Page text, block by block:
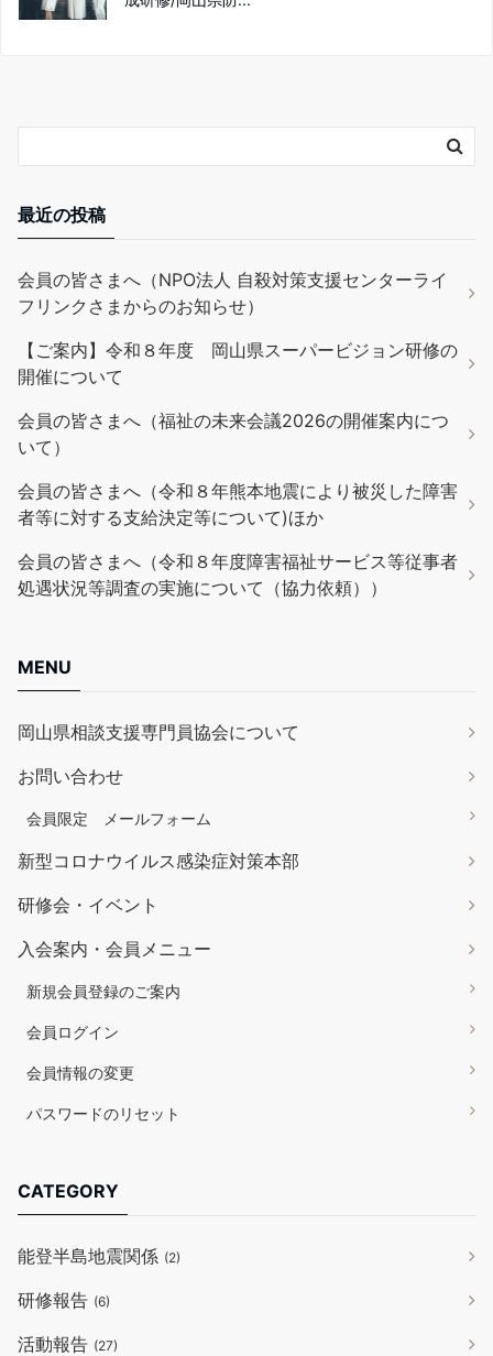
最近の投稿
会員の皆さまへ（NPO法人 自殺対策支援センターライ
フリンクさまからのお知らせ）
【ご案内】令和８年度 岡山県スーパービジョン研修の
開催について
会員の皆さまへ（福祉の未来会議2026の開催案内につ
いて）
会員の皆さまへ（令和８年熊本地震により被災した障害
者等に対する支給決定等について)ほか
会員の皆さまへ（令和８年度障害福祉サービス等従事者
処遇状況等調査の実施について（協力依頼））
MENU
岡山県相談支援専門員協会について
お問い合わせ
会員限定 メールフォーム
新型コロナウイルス感染症対策本部
研修会・イベント
入会案内・会員メニュー
新規会員登録のご案内
会員ログイン
会員情報の変更
パスワードのリセット
CATEGORY
能登半島地震関係 (2)
研修報告 (6)
活動報告 (27)